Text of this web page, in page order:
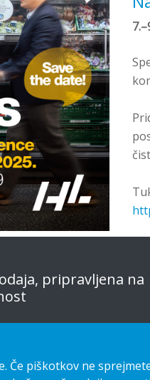
pripravljena na
Če piškotkov ne